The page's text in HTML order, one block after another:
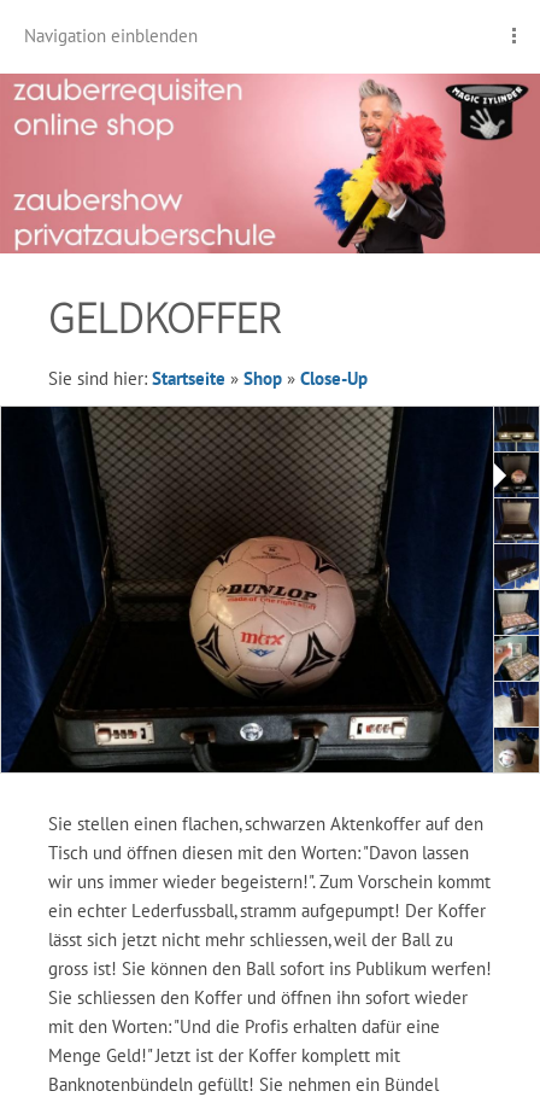
Navigation einblenden
GELDKOFFER
Sie sind hier: Startseite » Shop » Close-Up
Sie stellen einen flachen, schwarzen Aktenkoffer auf den
Tisch und öffnen diesen mit den Worten: "Davon lassen
wir uns immer wieder begeistern!". Zum Vorschein kommt
ein echter Lederfussball, stramm aufgepumpt! Der Koffer
lässt sich jetzt nicht mehr schliessen, weil der Ball zu
gross ist! Sie können den Ball sofort ins Publikum werfen!
Sie schliessen den Koffer und öffnen ihn sofort wieder
mit den Worten: "Und die Profis erhalten dafür eine
Menge Geld!" Jetzt ist der Koffer komplett mit
Banknotenbündeln gefüllt! Sie nehmen ein Bündel